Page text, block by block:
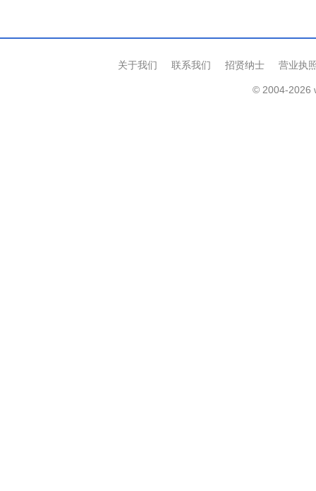
关于我们 联系我们 招贤纳士 营业执
© 2004-2026